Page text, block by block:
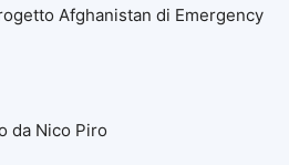
Afghanistan di Emergency
da Nico Piro